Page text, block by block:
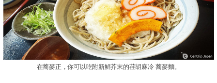
在蕎麥正，你可以吃附新鮮芥末的荏胡麻冷 蕎麥麵。